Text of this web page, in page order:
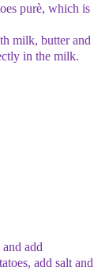
purè, which is
milk, butterand
in the milk.
and add
, add salt and